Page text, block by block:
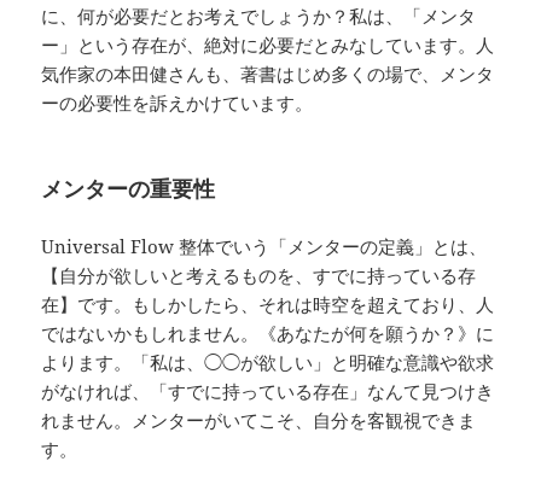
に、何が必要だとお考えでしょうか？私は、「メンタ
ー」という存在が、絶対に必要だとみなしています。人
気作家の本田健さんも、著書はじめ多くの場で、メンタ
ーの必要性を訴えかけています。
メンターの重要性
Universal Flow 整体でいう「メンターの定義」とは、
【自分が欲しいと考えるものを、すでに持っている存
在】です。もしかしたら、それは時空を超えており、人
ではないかもしれません。《あなたが何を願うか？》に
よります。「私は、◯◯が欲しい」と明確な意識や欲求
がなければ、「すでに持っている存在」なんて見つけき
れません。メンターがいてこそ、自分を客観視できま
す。